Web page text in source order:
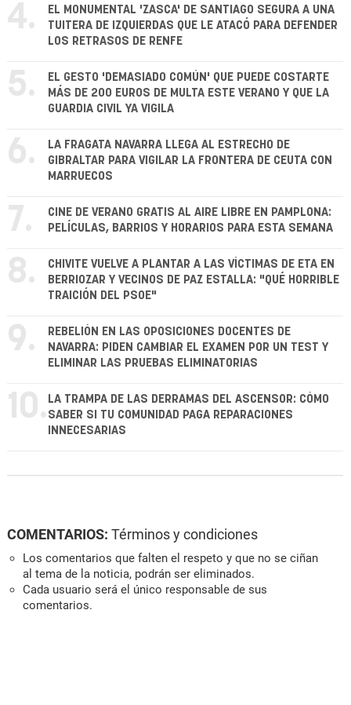
4.
EL MONUMENTAL 'ZASCA' DE SANTIAGO SEGURA A UNA
TUITERA DE IZQUIERDAS QUE LE ATACÓ PARA DEFENDER
LOS RETRASOS DE RENFE
5.
EL GESTO 'DEMASIADO COMÚN' QUE PUEDE COSTARTE
MÁS DE 200 EUROS DE MULTA ESTE VERANO Y QUE LA
GUARDIA CIVIL YA VIGILA
6.
LA FRAGATA NAVARRA LLEGA AL ESTRECHO DE
GIBRALTAR PARA VIGILAR LA FRONTERA DE CEUTA CON
MARRUECOS
7.
CINE DE VERANO GRATIS AL AIRE LIBRE EN PAMPLONA:
PELÍCULAS, BARRIOS Y HORARIOS PARA ESTA SEMANA
8.
CHIVITE VUELVE A PLANTAR A LAS VÍCTIMAS DE ETA EN
BERRIOZAR Y VECINOS DE PAZ ESTALLA: "QUÉ HORRIBLE
TRAICIÓN DEL PSOE"
9.
REBELIÓN EN LAS OPOSICIONES DOCENTES DE
NAVARRA: PIDEN CAMBIAR EL EXAMEN POR UN TEST Y
ELIMINAR LAS PRUEBAS ELIMINATORIAS
10. LA TRAMPA DE LAS DERRAMAS DEL ASCENSOR: CÓMO
SABER SI TU COMUNIDAD PAGA REPARACIONES
INNECESARIAS
COMENTARIOS: Términos y condiciones
Los comentarios que falten el respeto y que no se ciñan
al tema de la noticia, podrán ser eliminados.
Cada usuario será el único responsable de sus
comentarios.